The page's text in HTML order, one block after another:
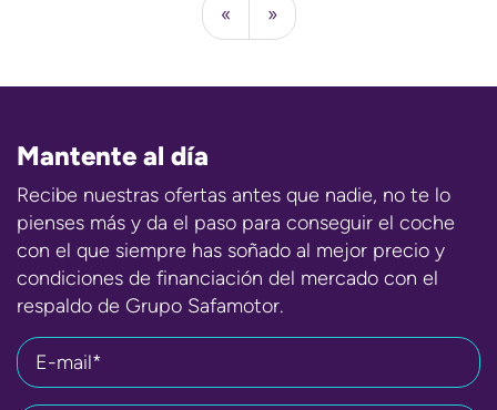
« »
Mantente al día
Recibe nuestras ofertas antes que nadie, no te lo
pienses más y da el paso para conseguir el coche
con el que siempre has soñado al mejor precio y
condiciones de financiación del mercado con el
respaldo de Grupo Safamotor.
E-mail*